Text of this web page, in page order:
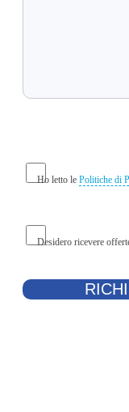
Ho letto le Politiche di
Desidero ricevere